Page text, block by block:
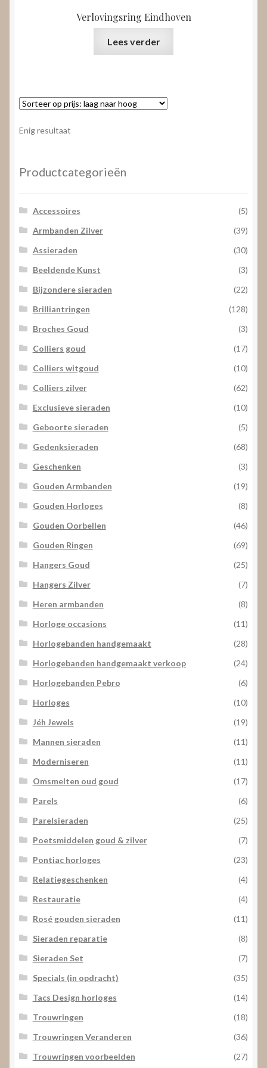
Verlovingsring Eindhoven
Lees verder
Enig resultaat
Productcategorieën
Accessoires
(5)
Armbanden Zilver
(39)
Assieraden
(30)
Beeldende Kunst
(3)
Bijzondere sieraden
(22)
Brilliantringen
(128)
Broches Goud
(3)
Colliers goud
(17)
Colliers witgoud
(10)
Colliers zilver
(62)
Exclusieve sieraden
(10)
Geboorte sieraden
(5)
Gedenksieraden
(68)
Geschenken
(3)
Gouden Armbanden
(19)
Gouden Horloges
(8)
Gouden Oorbellen
(46)
Gouden Ringen
(69)
Hangers Goud
(25)
Hangers Zilver
(7)
Heren armbanden
(8)
Horloge occasions
(11)
Horlogebanden handgemaakt
(28)
Horlogebanden handgemaakt verkoop
(24)
Horlogebanden Pebro
(6)
Horloges
(10)
Jéh Jewels
(19)
Mannen sieraden
(11)
Moderniseren
(11)
Omsmelten oud goud
(17)
Parels
(6)
Parelsieraden
(25)
Poetsmiddelen goud & zilver
(7)
Pontiac horloges
(23)
Relatiegeschenken
(4)
Restauratie
(4)
Rosé gouden sieraden
(11)
Sieraden reparatie
(8)
Sieraden Set
(7)
Specials (in opdracht)
(35)
Tacs Design horloges
(14)
Trouwringen
(18)
Trouwringen Veranderen
(36)
Trouwringen voorbeelden
(27)